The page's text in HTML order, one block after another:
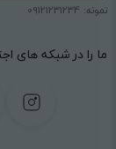
نمونه: 09121231234
ما را در شبکه های